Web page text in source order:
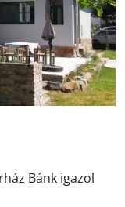
Bánk igazol